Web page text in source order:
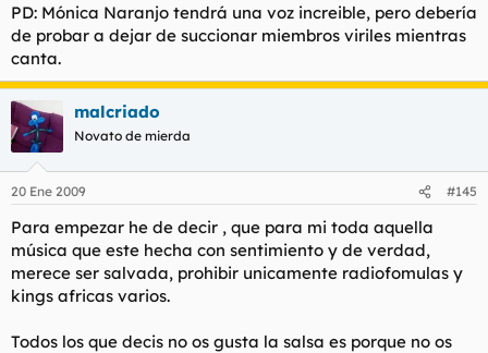
PD: Mónica Naranjo tendrá una voz increible, pero debería
de probar a dejar de succionar miembros viriles mientras
canta.
malcriado
Novato de mierda
20 Ene 2009 #145
Para empezar he de decir , que para mi toda aquella
música que este hecha con sentimiento y de verdad,
merece ser salvada, prohibir unicamente radiofomulas y
kings africas varios.
Todos los que decis no os gusta la salsa es porque no os